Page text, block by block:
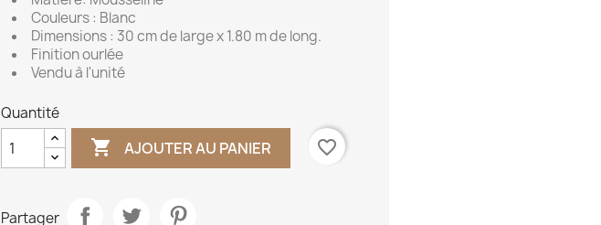
Couleurs : Blanc
Dimensions : 30 cm de large x 1.80 m de long.
Finition ourlée
Vendu à l'unité
Quantité
 AJOUTER AU PANIER favorite_border
Partager